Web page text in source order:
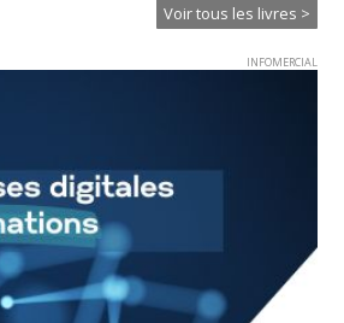
Voir tous les livres >
INFOMERCIAL